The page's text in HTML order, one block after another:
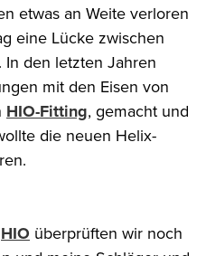
etwas an Weite verloren
eine Lücke zwischen
den letzten Jahren
mit den Eisen von
HIO-Fitting, gemacht und
die neuen Helix-
HIO überprüften wir noch